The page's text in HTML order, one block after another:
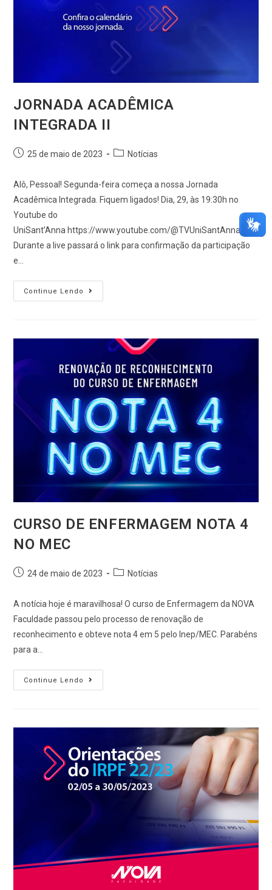
JORNADA ACADÊMICA
INTEGRADA II
25 de maio de 2023 Notícias
Alô, Pessoal! Segunda-feira começa a nossa Jornada
Acadêmica Integrada. Fiquem ligados! Dia, 29, às 19:30h no
Youtube do
UniSant’Anna https://www.youtube.com/@TVUniSantAnna
Durante a live passará o link para confirmação da participação
e…
Continue Lendo
CURSO DE ENFERMAGEM NOTA 4
NO MEC
24 de maio de 2023 Notícias
A notícia hoje é maravilhosa! O curso de Enfermagem da NOVA
Faculdade passou pelo processo de renovação de
reconhecimento e obteve nota 4 em 5 pelo Inep/MEC. Parabéns
para a…
Continue Lendo